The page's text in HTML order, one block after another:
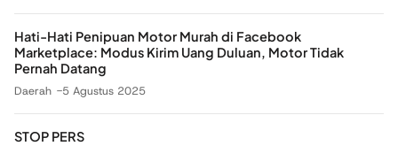
Hati-Hati Penipuan Motor Murah di Facebook
Marketplace: Modus Kirim Uang Duluan, Motor Tidak
Pernah Datang
Daerah 5 Agustus 2025
STOP PERS